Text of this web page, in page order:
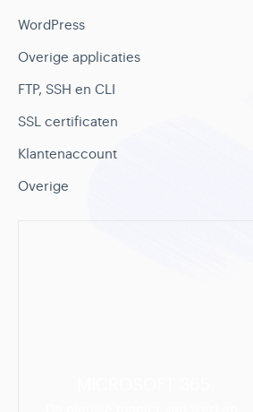
WordPress
Overige applicaties
FTP, SSH en CLI
SSL certificaten
Klantenaccount
Overige